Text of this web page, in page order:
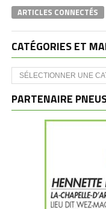
ARTICLES CONNECTÉS
CATÉGORIES ET
Catégories
et
PARTENAIRE